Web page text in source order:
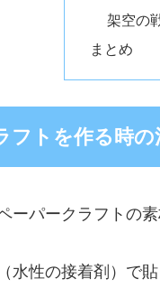
架空の
まとめ
フトを作る時の
ーパークラフトの素
水性の接着剤）で